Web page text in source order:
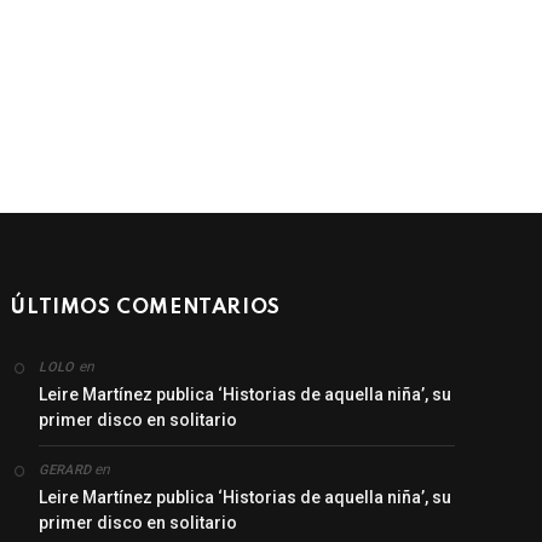
ÚLTIMOS COMENTARIOS
LOLO en
Leire Martínez publica ‘Historias de aquella niña’, su
primer disco en solitario
GERARDen
Leire Martínez publica ‘Historias de aquella niña’, su
primer disco en solitario